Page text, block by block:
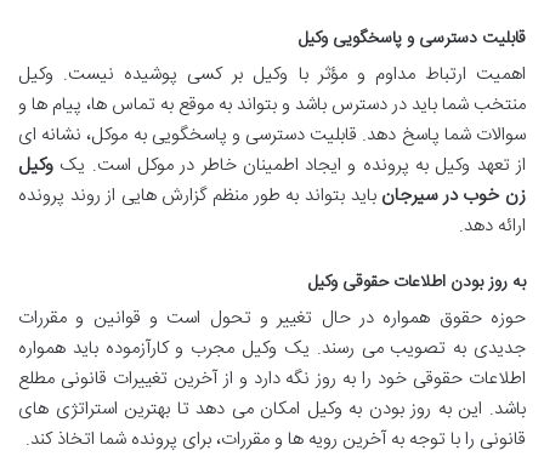
قابلیت دسترسی و پاسخگویی وکیل
اهمیت ارتباط مداوم و مؤثر با وکیل بر کسی پوشیده نیست. وکیل
منتخب شما باید در دسترس باشد و بتواند به موقع به تماس ها، پیام ها و
سوالات شما پاسخ دهد. قابلیت دسترسی و پاسخگویی به موکل، نشانه ای
از تعهد وکیل به پرونده و ایجاد اطمینان خاطر در موکل است. یک وکیل
زن خوب در سیرجان باید بتواند به طور منظم گزارش هایی از روند پرونده
ارائه دهد.
به روز بودن اطلاعات حقوقی وکیل
حوزه حقوق همواره در حال تغییر و تحول است و قوانین و مقررات
جدیدی به تصویب می رسند. یک وکیل مجرب و کارآزموده باید همواره
اطلاعات حقوقی خود را به روز نگه دارد و از آخرین تغییرات قانونی مطلع
باشد. این به روز بودن به وکیل امکان می دهد تا بهترین استراتژی های
قانونی را با توجه به آخرین رویه ها و مقررات، برای پرونده شما اتخاذ کند.